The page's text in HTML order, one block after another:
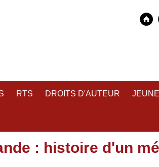
RTS DROITS D'AUTEUR
: histoire d'un